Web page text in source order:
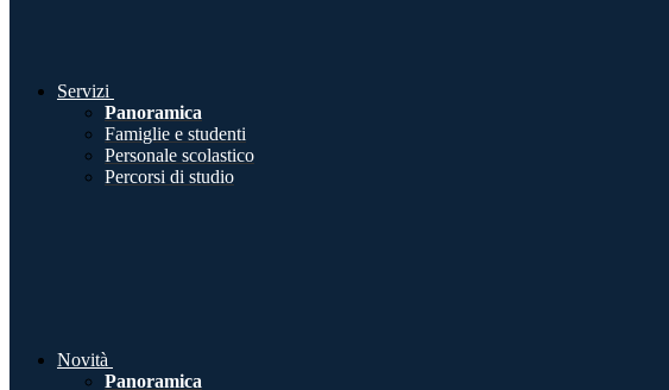
Servizi
Panoramica
Famiglie e studenti
Personale scolastico
Percorsi di studio
Novità
Panoramica